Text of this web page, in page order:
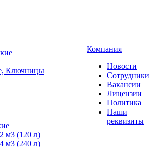
Ключницы
м3 (120 л)
м3 (240 л)
Компания
Новости
Сотрудники
Вакансии
Лицензии
Политика
Наши
реквизиты